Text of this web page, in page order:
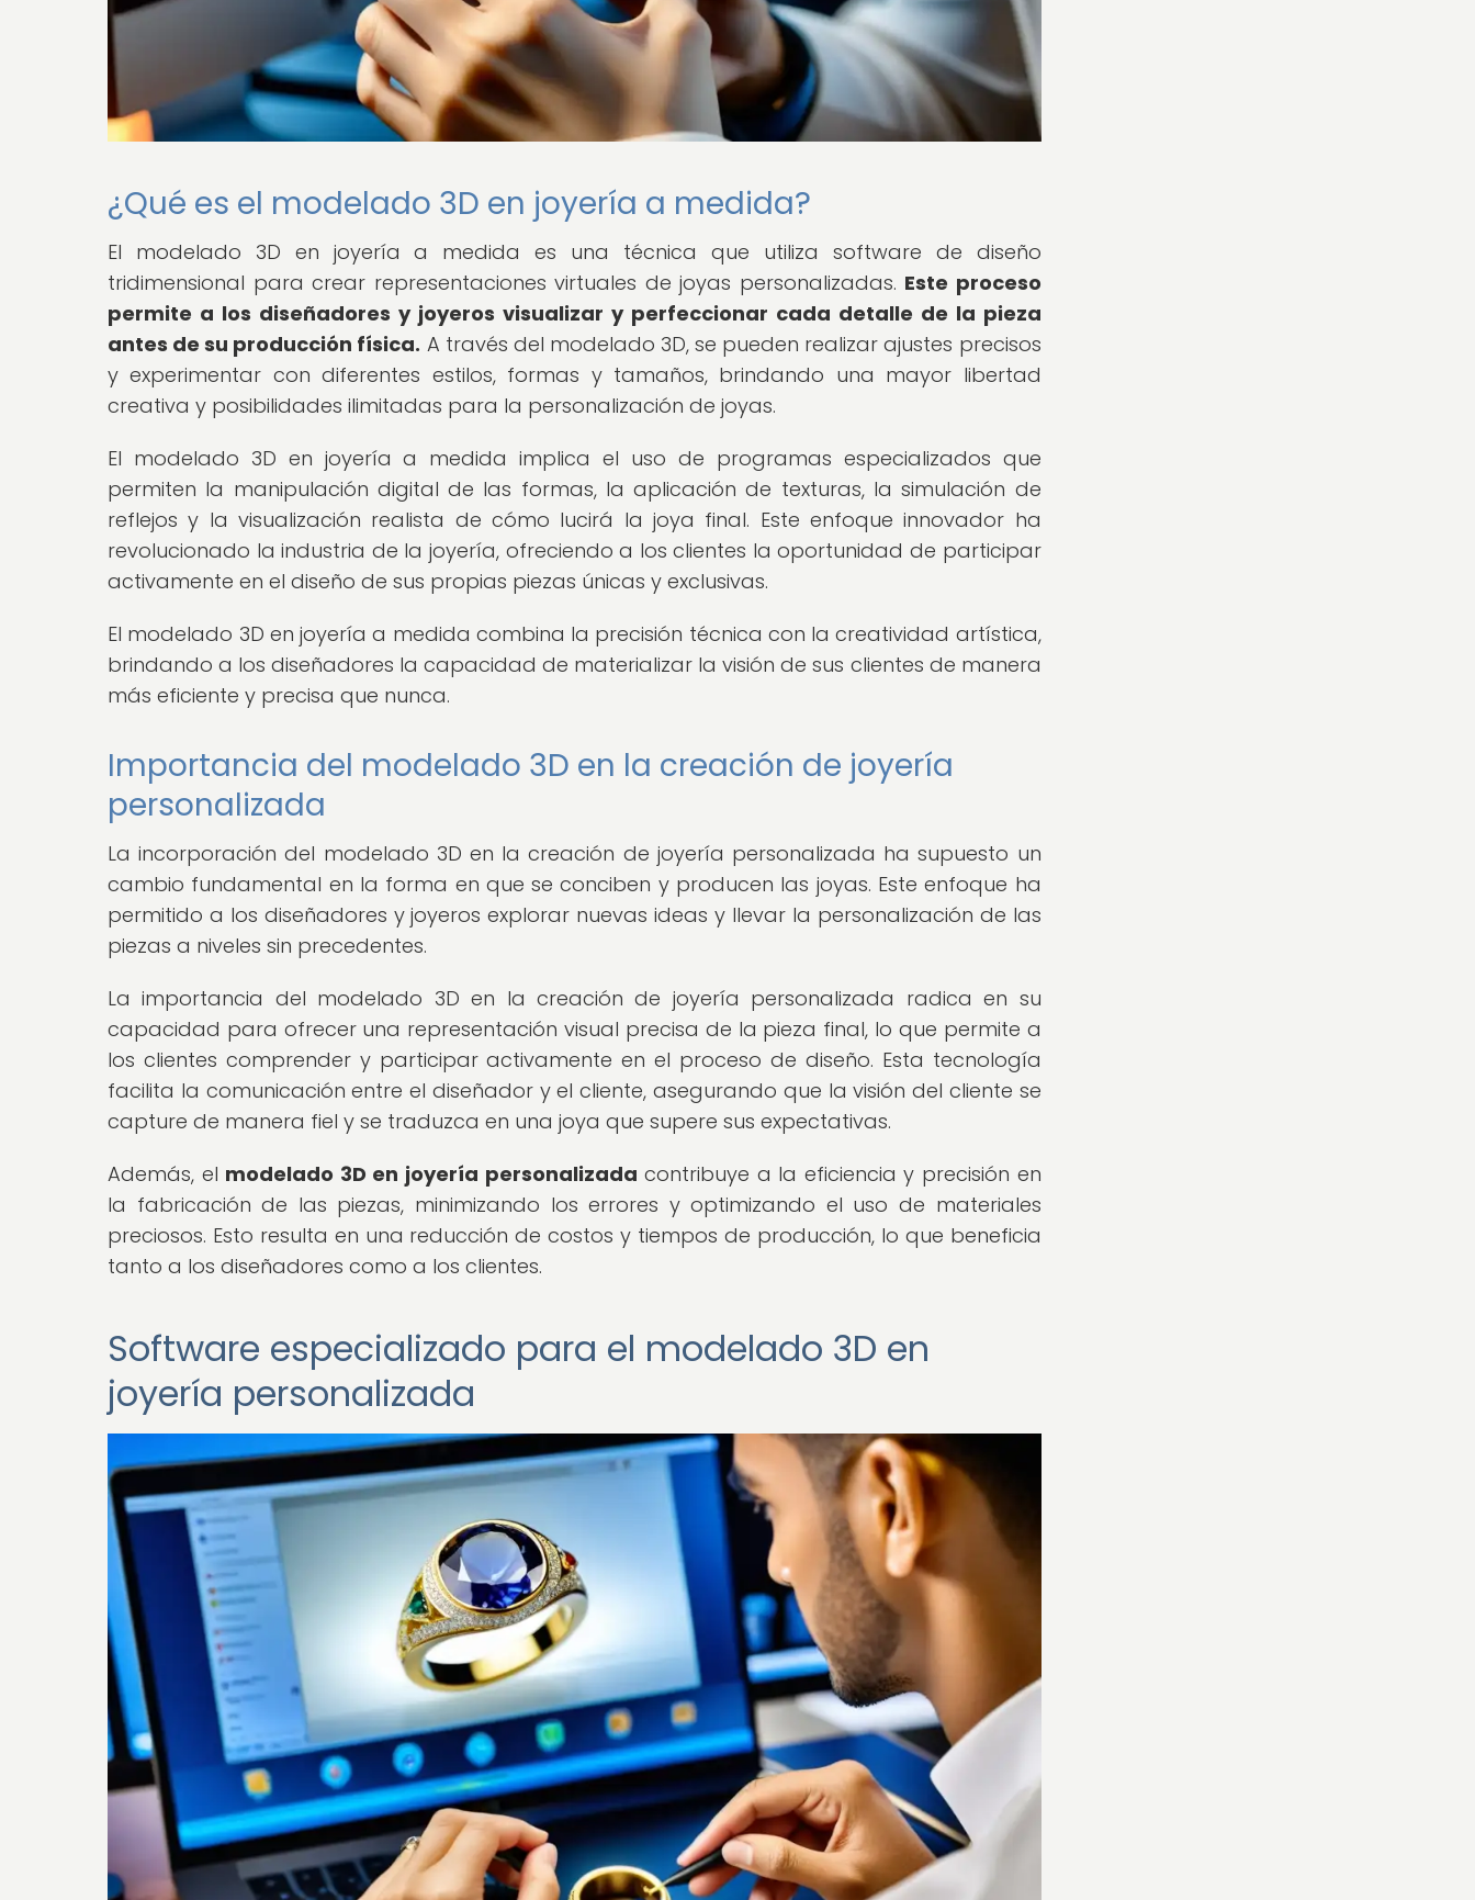
¿Qué es el modelado 3D en joyería a medida?
El modelado 3D en joyería a medida es una técnica que utiliza software de diseño
tridimensional para crear representaciones virtuales de joyas personalizadas. Este proceso
permite a los diseñadores y joyeros visualizar y perfeccionar cada detalle de la pieza
antes de su producción física. A través del modelado 3D, se pueden realizar ajustes precisos
y experimentar con diferentes estilos, formas y tamaños, brindando una mayor libertad
creativa y posibilidades ilimitadas para la personalización de joyas.
El modelado 3D en joyería a medida implica el uso de programas especializados que
permiten la manipulación digital de las formas, la aplicación de texturas, la simulación de
reflejos y la visualización realista de cómo lucirá la joya final. Este enfoque innovador ha
revolucionado la industria de la joyería, ofreciendo a los clientes la oportunidad de participar
activamente en el diseño de sus propias piezas únicas y exclusivas.
El modelado 3D en joyería a medida combina la precisión técnica con la creatividad artística,
brindando a los diseñadores la capacidad de materializar la visión de sus clientes de manera
más eficiente y precisa que nunca.
Importancia del modelado 3D en la creación de joyería
personalizada
La incorporación del modelado 3D en la creación de joyería personalizada ha supuesto un
cambio fundamental en la forma en que se conciben y producen las joyas. Este enfoque ha
permitido a los diseñadores y joyeros explorar nuevas ideas y llevar la personalización de las
piezas a niveles sin precedentes.
La importancia del modelado 3D en la creación de joyería personalizada radica en su
capacidad para ofrecer una representación visual precisa de la pieza final, lo que permite a
los clientes comprender y participar activamente en el proceso de diseño. Esta tecnología
facilita la comunicación entre el diseñador y el cliente, asegurando que la visión del cliente se
capture de manera fiel y se traduzca en una joya que supere sus expectativas.
Además, el modelado 3D en joyería personalizada contribuye a la eficiencia y precisión en
la fabricación de las piezas, minimizando los errores y optimizando el uso de materiales
preciosos. Esto resulta en una reducción de costos y tiempos de producción, lo que beneficia
tanto a los diseñadores como a los clientes.
Software especializado para el modelado 3D en
joyería personalizada